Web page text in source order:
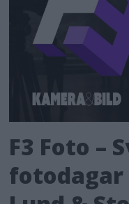
F3 Foto –